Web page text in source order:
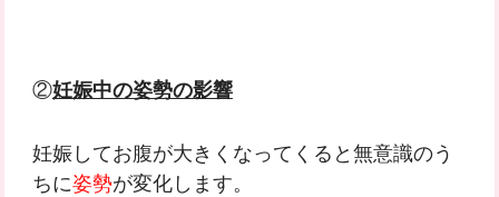
②妊娠中の姿勢の影響
妊娠してお腹が大きくなってくると無意識のう
ちに姿勢が変化します。